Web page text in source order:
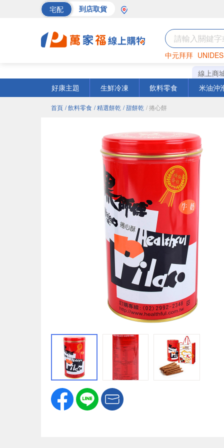
宅配 到店取貨
中元拜拜
罐頭 海苔
線上商
好康主題
生鮮冷凍 飲料零食 米油沖
首頁 / 飲料零食 / 精選餅乾 / 甜餅乾 / 捲心餅